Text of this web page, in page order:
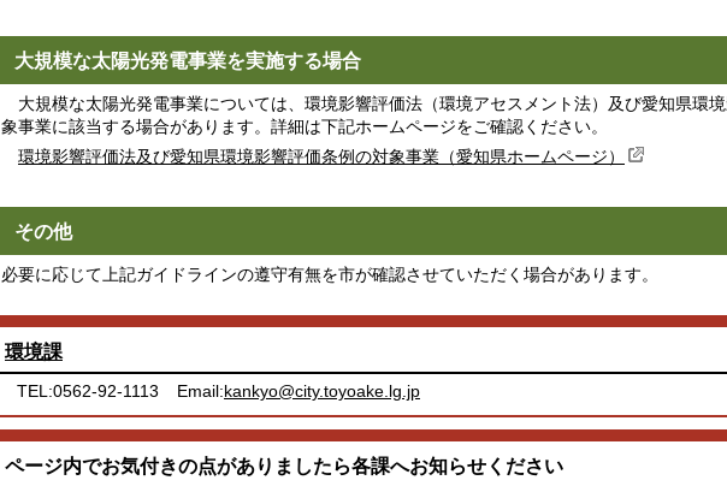
大規模な太陽光発電事業を実施する場合
大規模な太陽光発電事業については、環境影響評価法（環境アセスメント法）及び愛知県環
象事業に該当する場合があります。詳細は下記ホームページをご確認ください。
環境影響評価法及び愛知県環境影響評価条例の対象事業（愛知県ホームページ）
その他
必要に応じて上記ガイドラインの遵守有無を市が確認させていただく場合があります。
環境課
TEL:0562-92-1113 Email:kankyo@city.toyoake.lg.jp
ページ内でお気付きの点がありましたら各課へお知らせください